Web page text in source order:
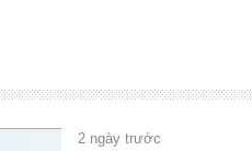
2 ngày trước